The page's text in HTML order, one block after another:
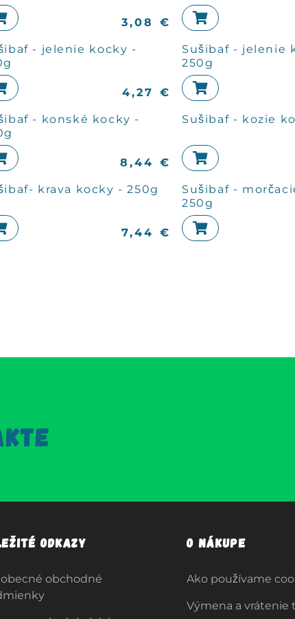
3,08 €
- jelenie kocky -
4,27 €
Sušibaf - jelenie
250g
- konské kocky -
8,44 €
Sušibaf - kozie
krava kocky - 250g
7,44 €
Sušibaf -
250g
odkazy
obchodné
O nákupe
Ako používame
Výmena a vrátenie